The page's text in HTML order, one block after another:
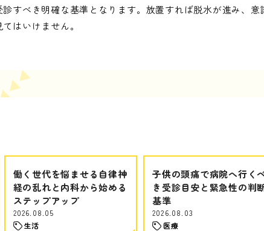
すべき明確な基準となります。放置すれば脱水が進み、意
はいけません。
働く世代を悩ませる自律神
経の乱れと内科から始める
ステップアップ
2026.08.05
生活
子供の頭痛で病院へ行く
き受診目安と緊急性の判
基準
2026.08.03
医療